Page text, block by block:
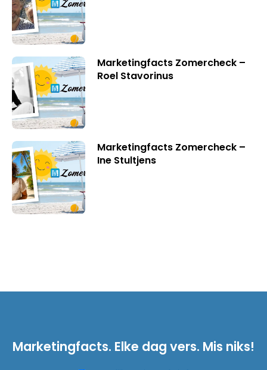
Marketingfacts Zomercheck –
Roel Stavorinus
Marketingfacts Zomercheck –
Ine Stultjens
Marketingfacts. Elke dag vers. Mis niks!